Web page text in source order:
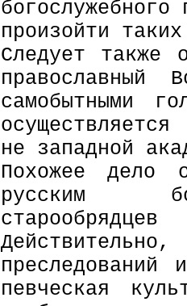
произойти
Следует также
православный
самобытными
не западной
Похожее дело
русским
преследований
певческая